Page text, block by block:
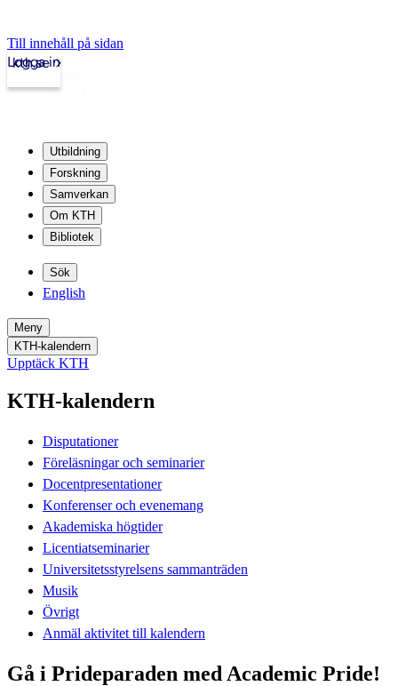
Till innehåll på sidan
kth.se
Logga in
Utbildning
Forskning
Samverkan
Om KTH
Bibliotek
Sök
English
Meny
KTH-kalendern
Upptäck KTH
KTH-kalendern
Disputationer
Föreläsningar och seminarier
Docentpresentationer
Konferenser och evenemang
Akademiska högtider
Licentiatseminarier
Universitetsstyrelsens sammanträden
Musik
Övrigt
Anmäl aktivitet till kalendern
Gå i Prideparaden med Academic Pride!